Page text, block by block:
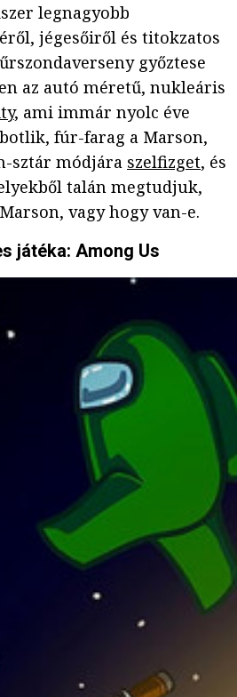
legnagyobb
jégesőiről és titokzatos
győztese
az autó méretű, nukleáris
, ami immár nyolc éve
fúr-farag a Marson,
sztár módjára szelfizget, és
talán megtudjuk,
vagy hogy van-e.
játéka: Among Us